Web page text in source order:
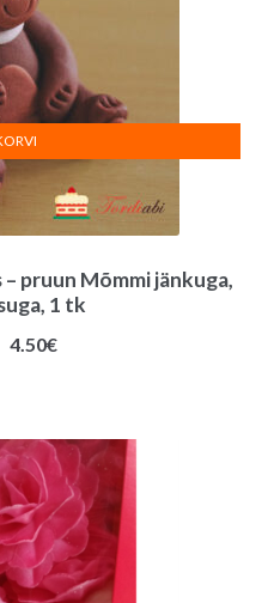
pruun Mõmmi jänkuga,
1 tk
Algne
4.50€Praegune